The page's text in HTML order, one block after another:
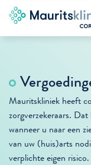
Mauritskliniek heeft
zorgverzekeraars.
wanneer u naar een
van uw (huis)arts
verplichte eigen risico.